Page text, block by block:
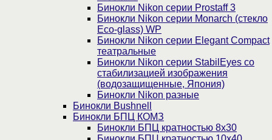
Бинокли Nikon серии Prostaff 3
Бинокли Nikon серии Monarch (стекло
Eco-glass) WP
Бинокли Nikon серии Elegant Compact
театральные
Бинокли Nikon серии StabilEyes со
стабилизацией изображения
(водозащищенные, Япония)
Бинокли Nikon разные
Бинокли Bushnell
Бинокли БПЦ КОМЗ
Бинокли БПЦ кратностью 8х30